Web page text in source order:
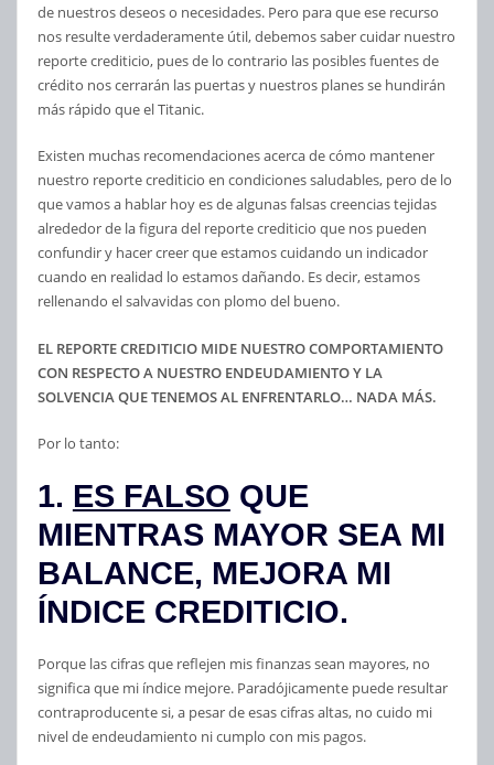
de nuestros deseos o necesidades. Pero para que ese recurso
nos resulte verdaderamente útil, debemos saber cuidar nuestro
reporte crediticio, pues de lo contrario las posibles fuentes de
crédito nos cerrarán las puertas y nuestros planes se hundirán
más rápido que el Titanic.
Existen muchas recomendaciones acerca de cómo mantener
nuestro reporte crediticio en condiciones saludables, pero de lo
que vamos a hablar hoy es de algunas falsas creencias tejidas
alrededor de la figura del reporte crediticio que nos pueden
confundir y hacer creer que estamos cuidando un indicador
cuando en realidad lo estamos dañando. Es decir, estamos
rellenando el salvavidas con plomo del bueno.
EL REPORTE CREDITICIO MIDE NUESTRO COMPORTAMIENTO
CON RESPECTO A NUESTRO ENDEUDAMIENTO Y LA
SOLVENCIA QUE TENEMOS AL ENFRENTARLO… NADA MÁS.
Por lo tanto:
1. ES FALSO QUE
MIENTRAS MAYOR SEA MI
BALANCE, MEJORA MI
ÍNDICE CREDITICIO.
Porque las cifras que reflejen mis finanzas sean mayores, no
significa que mi índice mejore. Paradójicamente puede resultar
contraproducente si, a pesar de esas cifras altas, no cuido mi
nivel de endeudamiento ni cumplo con mis pagos.